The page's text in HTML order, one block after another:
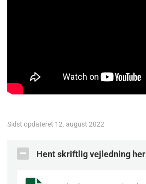
Sidst opdateret 12. august 2022
Hent skriftlig vejledning her